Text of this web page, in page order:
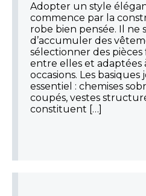
Adopter un style
commence par la
robe bien pensée. Il ne
d’accumuler des
sélectionner des pièces
entre elles et adaptées
occasions. Les
essentiel : chemises
coupés, vestes
constituent […]